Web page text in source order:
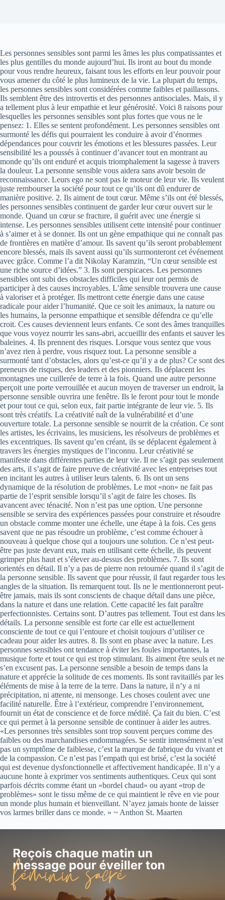
Les personnes sensibles sont parmi les âmes les plus compatissantes et
les plus gentilles du monde aujourd’hui. Ils iront au bout du monde
pour vous rendre heureux, faisant tous les efforts en leur pouvoir pour
vous amener du côté le plus lumineux de la vie. La plupart du temps,
les personnes sensibles sont considérées comme faibles et paillassons.
Ils semblent être des introvertis et des personnes antisociales. Mais, il y
a tellement plus à leur empathie et leur générosité. Voici 8 raisons pour
lesquelles les personnes sensibles sont plus fortes que vous ne le
pensez: 1. Elles se sentent profondément. Les personnes sensibles ont
surmonté les défis qui pourraient les conduire à avoir d’énormes
dépendances pour couvrir les émotions et les blessures passées. Leur
sensibilité les a poussés à continuer d’avancer tout en montrant au
monde qu’ils ont enduré et acquis triomphalement la sagesse à travers
la douleur. La personne sensible vous aidera sans avoir besoin de
reconnaissance. Leurs ego ne sont pas le moteur de leur vie. Ils veulent
juste rembourser la société pour tout ce qu’ils ont dû endurer de
manière positive. 2. Ils aiment de tout cœur. Même s’ils ont été blessés,
les personnes sensibles continuent de garder leur cœur ouvert sur le
monde. Quand un cœur se fracture, il guérit avec une énergie si
intense. Les personnes sensibles utilisent cette intensité pour continuer
à s’aimer et à se donner. Ils ont un gène empathique qui ne connaît pas
de frontières en matière d’amour. Ils savent qu’ils seront probablement
encore blessés, mais ils savent aussi qu’ils surmonteront cet événement
avec grâce. Comme l’a dit Nikolay Karamzin, “Un cœur sensible est
une riche source d’idées.” 3. Ils sont perspicaces. Les personnes
sensibles ont subi des obstacles difficiles qui leur ont permis de
participer à des causes incroyables. L’âme sensible trouvera une cause
à valoriser et à protéger. Ils mettront cette énergie dans une cause
radicale pour aider l’humanité. Que ce soit les animaux, la nature ou
les humains, la personne empathique et sensible défendra ce qu’elle
croit. Ces causes deviennent leurs enfants. Ce sont des âmes tranquilles
que vous voyez nourrir les sans-abri, accueillir des enfants et sauver les
baleines. 4. Ils prennent des risques. Lorsque vous sentez que vous
n’avez rien à perdre, vous risquez tout. La personne sensible a
surmonté tant d’obstacles, alors qu’est-ce qu’il y a de plus? Ce sont des
preneurs de risques, des leaders et des pionniers. Ils déplacent les
montagnes une cuillerée de terre à la fois. Quand une autre personne
perçoit une porte verrouillée et aucun moyen de traverser un endroit, la
personne sensible ouvrira une fenêtre. Ils le feront pour tout le monde
et pour tout ce qui, selon eux, fait partie intégrante de leur vie. 5. Ils
sont très créatifs. La créativité naît de la vulnérabilité et d’une
ouverture totale. La personne sensible se nourrit de la création. Ce sont
les artistes, les écrivains, les musiciens, les résolveurs de problèmes et
les excentriques. Ils savent qu’en créant, ils se déplacent également à
travers les énergies mystiques de l’inconnu. Leur créativité se
manifeste dans différentes parties de leur vie. Il ne s’agit pas seulement
des arts, il s’agit de faire preuve de créativité avec les entreprises tout
en incitant les autres à utiliser leurs talents. 6. Ils ont un sens
dynamique de la résolution de problèmes. Le mot «non» ne fait pas
partie de l’esprit sensible lorsqu’il s’agit de faire les choses. Ils
avancent avec ténacité. Non n’est pas une option. Une personne
sensible se servira des expériences passées pour construire et résoudre
un obstacle comme monter une échelle, une étape à la fois. Ces gens
savent que ne pas résoudre un problème, c’est comme échouer à
nouveau à quelque chose qui a toujours une solution. Ce n’est peut-
être pas juste devant eux, mais en utilisant cette échelle, ils peuvent
grimper plus haut et s’élever au-dessus des problèmes. 7. Ils sont
orientés en détail. Il n’y a pas de pierre non retournée quand il s’agit de
la personne sensible. Ils savent que pour réussir, il faut regarder tous les
angles de la situation. Ils remarquent tout. Ils ne le mentionneront peut-
être jamais, mais ils sont conscients de chaque détail dans une pièce,
dans la nature et dans une relation. Cette capacité les fait paraître
perfectionnistes. Certains sont. D’autres pas tellement. Tout est dans les
détails. La personne sensible est forte car elle est actuellement
consciente de tout ce qui l’entoure et choisit toujours d’utiliser ce
cadeau pour aider les autres. 8. Ils sont en phase avec la nature. Les
personnes sensibles ont tendance à éviter les foules importantes, la
musique forte et tout ce qui est trop stimulant. Ils aiment être seuls et ne
s’en excusent pas. La personne sensible a besoin de temps dans la
nature et apprécie la solitude de ces moments. Ils sont ravitaillés par les
éléments de mise à la terre de la terre. Dans la nature, il n’y a ni
précipitation, ni attente, ni mensonge. Les choses coulent avec une
facilité naturelle. Être à l’extérieur, comprendre l’environnement,
fournit un état de conscience et de force médité. Ça fait du bien. C’est
ce qui permet à la personne sensible de continuer à aider les autres.
«Les personnes très sensibles sont trop souvent perçues comme des
faibles ou des marchandises endommagées. Se sentir intensément n’est
pas un symptôme de faiblesse, c’est la marque de fabrique du vivant et
de la compassion. Ce n’est pas l’empath qui est brisé, c’est la société
qui est devenue dysfonctionnelle et affectivement handicapée. Il n’y a
aucune honte à exprimer vos sentiments authentiques. Ceux qui sont
parfois décrits comme étant un «bordel chaud» ou ayant «trop de
problèmes» sont le tissu même de ce qui maintient le rêve en vie pour
un monde plus humain et bienveillant. N’ayez jamais honte de laisser
vos larmes briller dans ce monde. » ~ Anthon St. Maarten